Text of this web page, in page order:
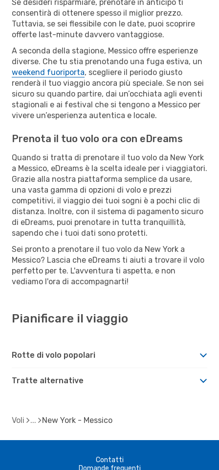
Se desideri risparmiare, prenotare in anticipo ti
consentirà di ottenere spesso il miglior prezzo.
Tuttavia, se sei flessibile con le date, puoi scoprire
offerte last-minute davvero vantaggiose.
A seconda della stagione, Messico offre esperienze
diverse. Che tu stia prenotando una fuga estiva, un
weekend fuoriporta, scegliere il periodo giusto
renderà il tuo viaggio ancora più speciale. Se non sei
sicuro su quando partire, dai un’occhiata agli eventi
stagionali e ai festival che si tengono a Messico per
vivere un’esperienza autentica e locale.
Prenota il tuo volo ora con eDreams
Quando si tratta di prenotare il tuo volo da New York
a Messico, eDreams è la scelta ideale per i viaggiatori.
Grazie alla nostra piattaforma semplice da usare,
una vasta gamma di opzioni di volo e prezzi
competitivi, il viaggio dei tuoi sogni è a pochi clic di
distanza. Inoltre, con il sistema di pagamento sicuro
di eDreams, puoi prenotare in tutta tranquillità,
sapendo che i tuoi dati sono protetti.
Sei pronto a prenotare il tuo volo da New York a
Messico? Lascia che eDreams ti aiuti a trovare il volo
perfetto per te. L'avventura ti aspetta, e non
vediamo l'ora di accompagnarti!
Pianificare il viaggio
Rotte di volo popolari
Tratte alternative
Voli New York - Messico
Contatti
Domande frequenti